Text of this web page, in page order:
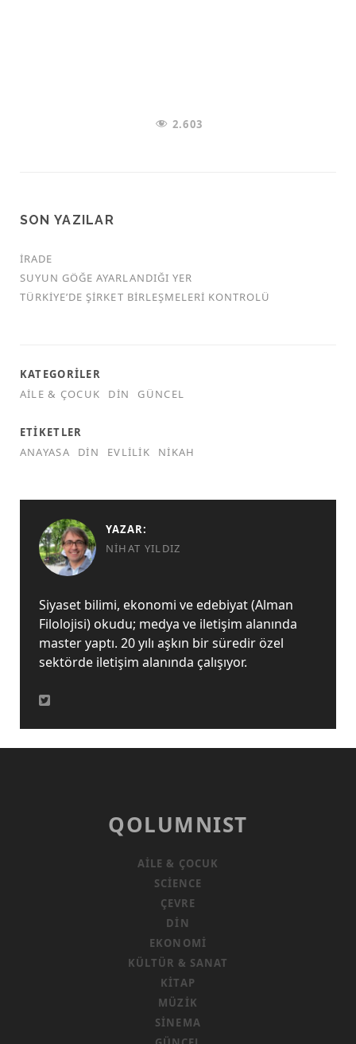
2.603
SON YAZILAR
İRADE
SUYUN GÖĞE AYARLANDIĞI YER
TÜRKİYE’DE ŞİRKET BİRLEŞMELERİ KONTROLÜ
KATEGORILER
AILE & ÇOCUK
DIN GÜNCEL
ETIKETLER
ANAYASA
DIN EVLILIK NIKAH
YAZAR:
NIHAT YILDIZ
Siyaset bilimi, ekonomi ve edebiyat (Alman
Filolojisi) okudu; medya ve iletişim alanında
master yaptı. 20 yılı aşkın bir süredir özel
sektörde iletişim alanında çalışıyor.
QOLUMNIST
AILE & ÇOCUK
SCIENCE
ÇEVRE
DIN
EKONOMI
KÜLTÜR & SANAT
KITAP
MÜZIK
SINEMA